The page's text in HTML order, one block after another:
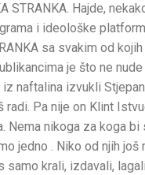
STRANKA. Hajde,
i ideološke
sa svakim od
je što ne
naftalina izvukli
radi. Pa nije on Klint
Nema nikoga za koga
jedno . Niko od njih
samo krali, izdavali,